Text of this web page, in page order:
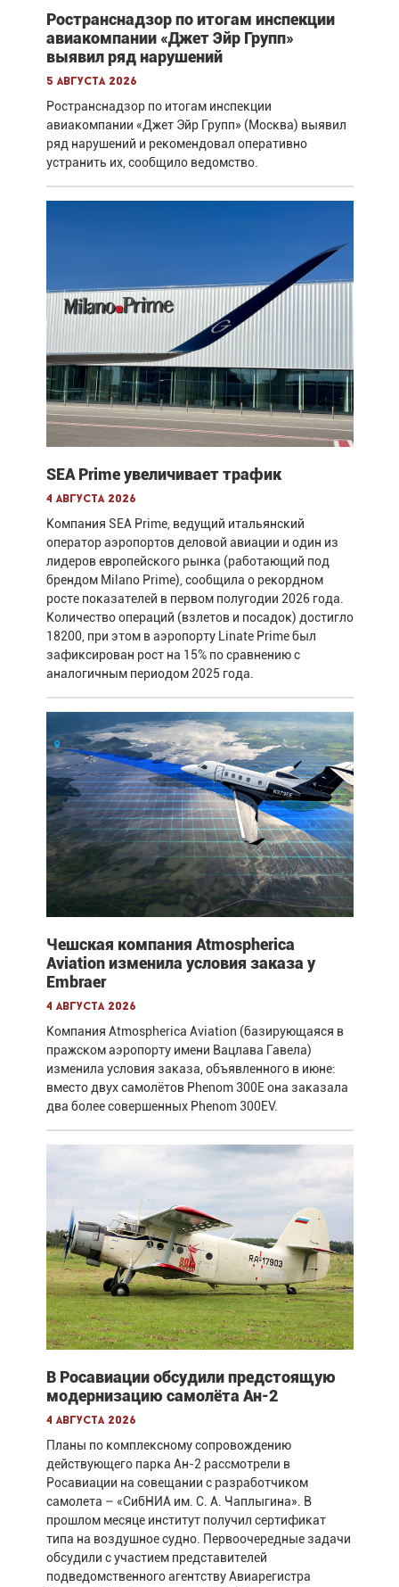
Ространснадзор по итогам инспекции
авиакомпании «Джет Эйр Групп»
выявил ряд нарушений
5 августа 2026
Ространснадзор по итогам инспекции
авиакомпании «Джет Эйр Групп» (Москва) выявил
ряд нарушений и рекомендовал оперативно
устранить их, сообщило ведомство.
SEA Prime увеличивает трафик
4 августа 2026
Компания SEA Prime, ведущий итальянский
оператор аэропортов деловой авиации и один из
лидеров европейского рынка (работающий под
брендом Milano Prime), сообщила о рекордном
росте показателей в первом полугодии 2026 года.
Количество операций (взлетов и посадок) достигло
18200, при этом в аэропорту Linate Prime был
зафиксирован рост на 15% по сравнению с
аналогичным периодом 2025 года.
Чешская компания Atmospherica
Aviation изменила условия заказа у
Embraer
4 августа 2026
Компания Atmospherica Aviation (базирующаяся в
пражском аэропорту имени Вацлава Гавела)
изменила условия заказа, объявленного в июне:
вместо двух самолётов Phenom 300E она заказала
два более совершенных Phenom 300EV.
В Росавиации обсудили предстоящую
модернизацию самолёта Ан-2
4 августа 2026
Планы по комплексному сопровождению
действующего парка Ан-2 рассмотрели в
Росавиации на совещании с разработчиком
самолета – «СибНИА им. С. А. Чаплыгина». В
прошлом месяце институт получил сертификат
типа на воздушное судно. Первоочередные задачи
обсудили с участием представителей
подведомственного агентству Авиарегистра